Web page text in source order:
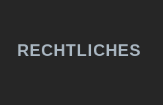
RECHTLICHES